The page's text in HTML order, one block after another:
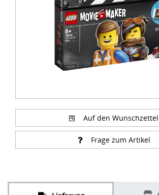
Frage zum Artikel
Lieferung